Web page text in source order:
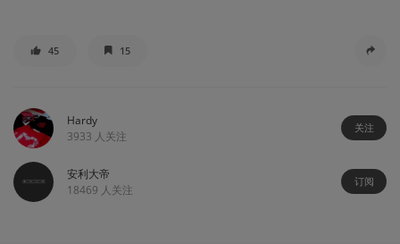
45 15
Hardy
3933 人关注
关注
安利大帝
18469 人关注
订阅